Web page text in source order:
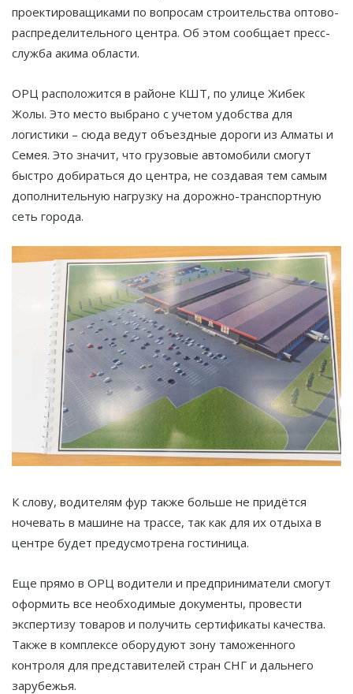
проектироващиками по вопросам строительства оптово-
распределительного центра. Об этом сообщает пресс-
служба акима области.
ОРЦ расположится в районе КШТ, по улице Жибек
Жолы. Это место выбрано с учетом удобства для
логистики – сюда ведут объездные дороги из Алматы и
Семея. Это значит, что грузовые автомобили смогут
быстро добираться до центра, не создавая тем самым
дополнительную нагрузку на дорожно-транспортную
сеть города.
К слову, водителям фур также больше не придётся
ночевать в машине на трассе, так как для их отдыха в
центре будет предусмотрена гостиница.
Еще прямо в ОРЦ водители и предприниматели смогут
оформить все необходимые документы, провести
экспертизу товаров и получить сертификаты качества.
Также в комплексе оборудуют зону таможенного
контроля для представителей стран СНГ и дальнего
зарубежья.